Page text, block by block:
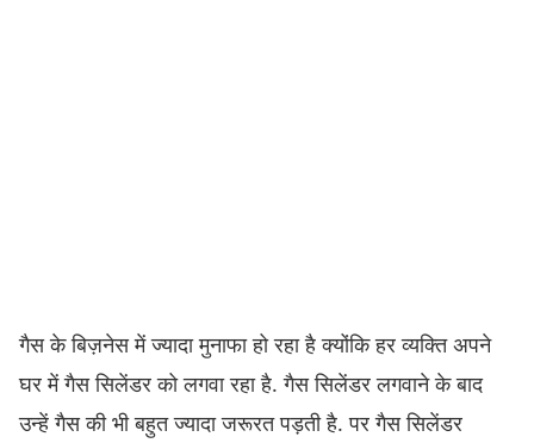
गैस के बिज़नेस में ज्यादा मुनाफा हो रहा है क्योंकि हर व्यक्ति अपने
घर में गैस सिलेंडर को लगवा रहा है. गैस सिलेंडर लगवाने के बाद
उन्हें गैस की भी बहुत ज्यादा जरूरत पड़ती है. पर गैस सिलेंडर